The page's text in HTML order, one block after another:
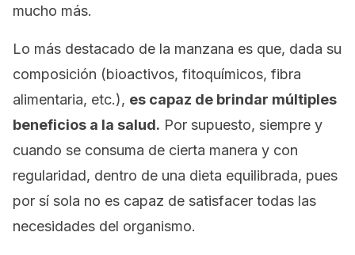
mucho más.
Lo más destacado de la manzana es que, dada su
composición (bioactivos, fitoquímicos, fibra
alimentaria, etc.), es capaz de brindar múltiples
beneficios a la salud. Por supuesto, siempre y
cuando se consuma de cierta manera y con
regularidad, dentro de una dieta equilibrada, pues
por sí sola no es capaz de satisfacer todas las
necesidades del organismo.